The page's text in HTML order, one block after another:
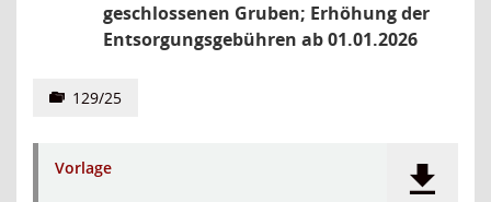
geschlossenen Gruben; Erhöhung der
Entsorgungsgebühren ab 01.01.2026
129/25
Vorlage